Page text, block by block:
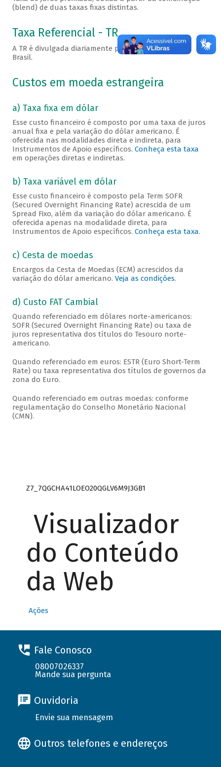
(blend) de duas taxas fixas distintas.
Taxa Referencial - TR
A TR é divulgada diariamente pelo Banco Central do
Brasil.
Custos em moeda estrangeira
a) Taxa fixa em dólar
Esse custo financeiro é composto por uma taxa de juros
anual fixa e pela variação do dólar americano. É
oferecida nas modalidades direta e indireta, para
Instrumentos de Apoio específicos. Conheça esta taxa
em operações diretas e indiretas.
b) Taxa variável em dólar
Esse custo financeiro é composto pela Term SOFR
(Secured Overnight Financing Rate) acrescida de um
Spread Fixo, além da variação do dólar americano. É
oferecida apenas na modalidade direta, para
Instrumentos de Apoio específicos. Conheça esta taxa.
c) Cesta de moedas
Encargos da Cesta de Moedas (ECM) acrescidos da
variação do dólar americano. Veja as condições.
d) Custo FAT Cambial
Quando referenciado em dólares norte-americanos:
SOFR (Secured Overnight Financing Rate) ou taxa de
juros representativa dos títulos do Tesouro norte-
americano.
Quando referenciado em euros: ESTR (Euro Short-Term
Rate) ou taxa representativa dos títulos de governos da
zona do Euro.
Quando referenciado em outras moedas: conforme
regulamentação do Conselho Monetário Nacional
(CMN).
Z7_7QGCHA41LOEO20QGLV6M9J3GB1
Visualizador
do Conteúdo
da Web
Ações
Fale Conosco
08007026337
Mande sua pergunta
Ouvidoria
Envie sua mensagem
Outros telefones e endereços